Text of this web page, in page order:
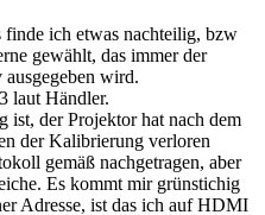
finde ich etwas nachteilig, bzw
gewählt, das immer der
ausgegeben wird.
laut Händler.
ist, der Projektor hat nach dem
der Kalibrierung verloren
gemäß nachgetragen, aber
Es kommt mir grünstichig
Adresse, ist das ich auf HDMI